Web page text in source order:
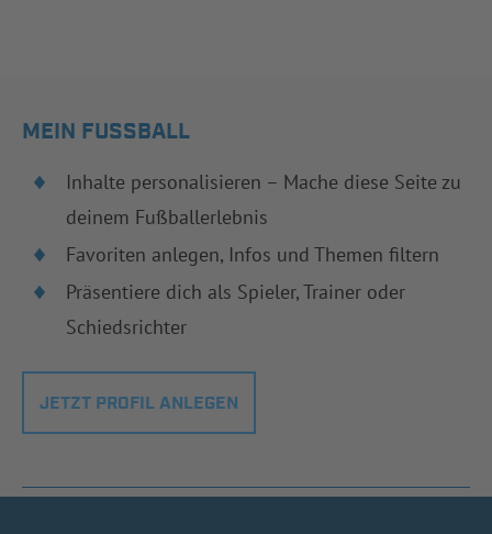
MEIN FUSSBALL
Inhalte personalisieren – Mache diese Seite zu
deinem Fußballerlebnis
Favoriten anlegen, Infos und Themen filtern
Präsentiere dich als Spieler, Trainer oder
Schiedsrichter
JETZT PROFIL ANLEGEN